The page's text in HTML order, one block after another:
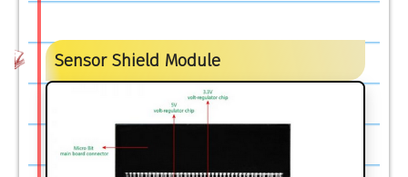
Sensor Shield Module